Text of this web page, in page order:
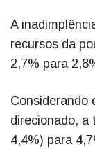
A
recursos da
2,7% para
Considerando
direcionado, a
4,4%) para